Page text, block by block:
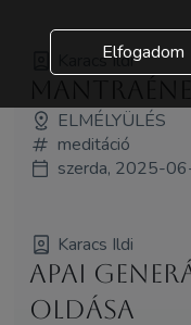
Karacs Ildi
ELMÉLYÜLÉS
meditáció
szerda, 2025-
Karacs Ildi
Apai
oldása
Elfogadom